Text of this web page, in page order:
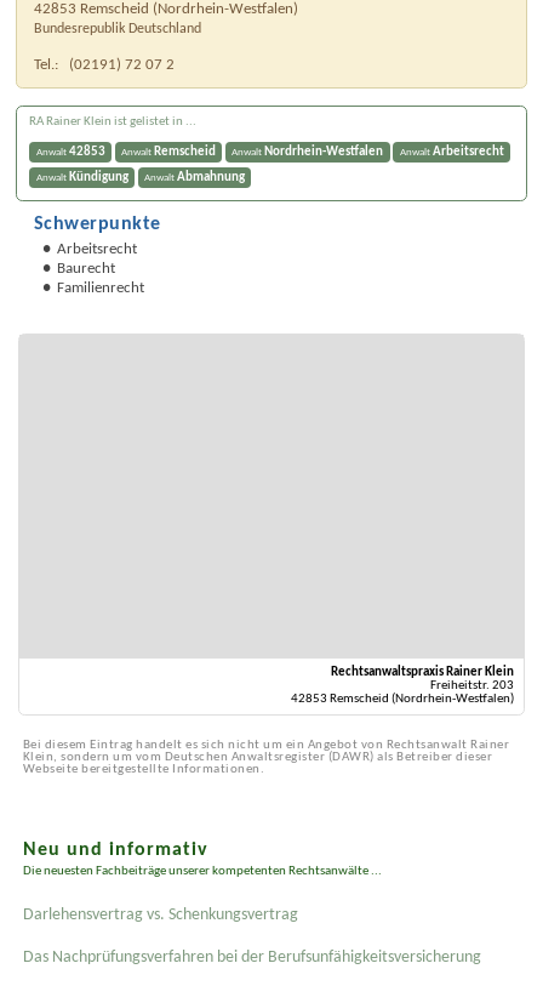
42853 Remscheid ( Nordrhein-Westfalen)
Bundesrepublik Deutschland
Tel.: (02191) 72 07 2
RA Rainer Klein ist gelistet in ...
Anwalt 42853 Anwalt Remscheid Anwalt Nordrhein-Westfalen Anwalt Arbeitsrecht
Anwalt Kündigung Anwalt Abmahnung
Schwerpunkte
Arbeitsrecht
Baurecht
Familienrecht
Rechtsanwaltspraxis Rainer Klein
Freiheitstr. 203
42853 Remscheid (Nordrhein-Westfalen)
Bei diesem Eintrag handelt es sich nicht um ein Angebot von Rechtsanwalt Rainer
Klein, sondern um vom Deutschen Anwaltsregister (DAWR) als Betreiber dieser
Webseite bereitgestellte Informationen.
Neu und informativ
Die neuesten Fachbeiträge unserer kompetenten Rechtsanwälte ...
Darlehensvertrag vs. Schenkungsvertrag
Das Nachprüfungsverfahren bei der Berufsunfähigkeitsversicherung